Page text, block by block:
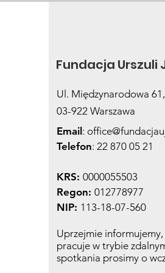
Fundacja Urszuli
Ul. Międzynarodowa 61,
03-922 Warszawa
Email :
Telefon: 22 870 05 21
KRS: 0000055503
Regon: 012778977
NIP: 113-18-07-560
Uprzejmie
pracuje w trybie
spotkania prosimy o